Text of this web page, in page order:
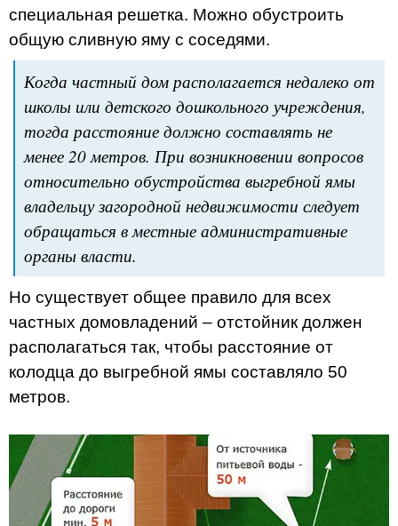
специальная решетка. Можно обустроить
общую сливную яму с соседями.
Когда частный дом располагается недалеко от
школы или детского дошкольного учреждения,
тогда расстояние должно составлять не
менее 20 метров. При возникновении вопросов
относительно обустройства выгребной ямы
владельцу загородной недвижимости следует
обращаться в местные административные
органы власти.
Но существует общее правило для всех
частных домовладений – отстойник должен
располагаться так, чтобы расстояние от
колодца до выгребной ямы составляло 50
метров.